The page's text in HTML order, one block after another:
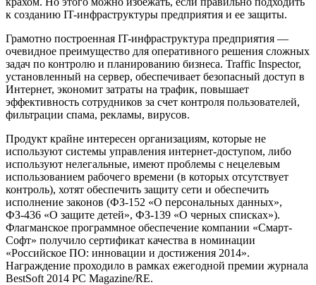
к созданию IT-инфраструктуры предприятия и ее защиты.
Грамотно построенная IT-инфраструктура предприятия —
очевидное преимущество для оперативного решения сложных
задач по контролю и планированию бизнеса. Traffic Inspector,
установленный на сервер, обеспечивает безопасный доступ в
Интернет, экономит затраты на трафик, повышает
эффективность сотрудников за счет контроля пользователей,
фильтрации спама, рекламы, вирусов.
Продукт крайне интересен организациям, которые не
используют системы управления интернет-доступом, либо
используют нелегальные, имеют проблемы с нецелевым
использованием рабочего времени (в которых отсутствует
контроль), хотят обеспечить защиту сети и обеспечить
исполнение законов (ФЗ-152 «О персональных данных»,
ФЗ-436 «О защите детей», ФЗ-139 «О черных списках»).
Флагманское программное обеспечение компании «Смарт-
Софт» получило сертификат качества в номинации
«Российское ПО: инновации и достижения 2014».
Награждение проходило в рамках ежегодной премии журнала
BestSoft 2014 PC Magazine/RE.